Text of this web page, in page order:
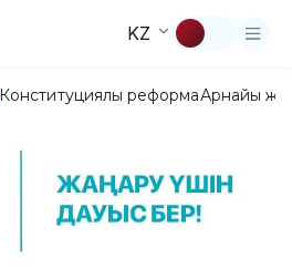
KZ
Конституциялық реформаАрнайы